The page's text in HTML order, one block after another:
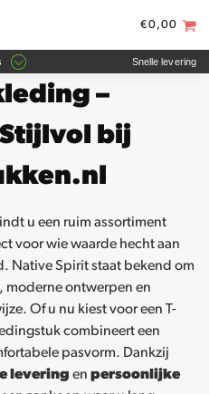
€0,00
Snelle levering
–
bij
u een ruim assortiment
voor wie waarde hecht aan
Native Spirit staat bekend om
moderne ontwerpen en
Of u nu kiest voor een T-
combineert een
pasvorm. Dankzij
levering en persoonlijke